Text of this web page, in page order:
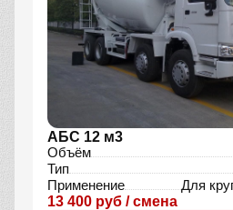
АБС 12 м3
Объём
Тип
Применение
Для
13 400 руб / смена